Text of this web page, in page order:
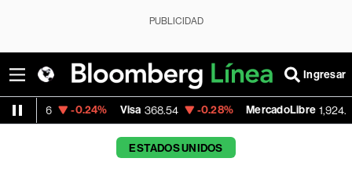
PUBLICIDAD
Ingresar
Visa 368.54 -0.28% MercadoLibre 1,924.95 +1.85%
ESTADOS UNIDOS